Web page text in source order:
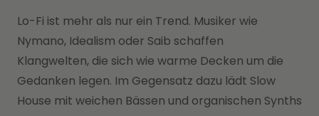
Lo-Fi ist mehr als nur ein Trend. Musiker wie
Nymano, Idealism oder Saib schaffen
Klangwelten, die sich wie warme Decken um die
Gedanken legen. Im Gegensatz dazu lädt Slow
House mit weichen Bässen und organischen Synths